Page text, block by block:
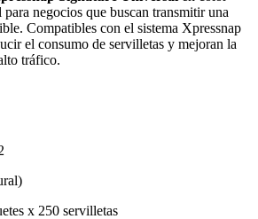
negocios que buscan transmitir una
Compatibles con el sistema Xpressnap
el consumo de servilletas y mejoran la
tráfico.
x 250 servilletas